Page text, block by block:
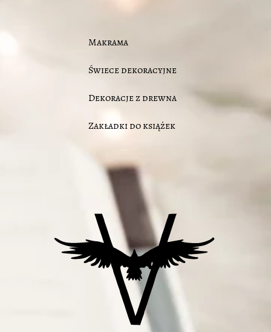
Makrama
Świece dekoracyjne
Dekoracje z drewna
Zakładki do książek